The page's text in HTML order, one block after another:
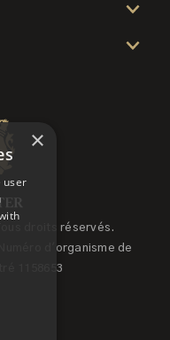
droits réservés.
d'organisme de
1158653
×
user